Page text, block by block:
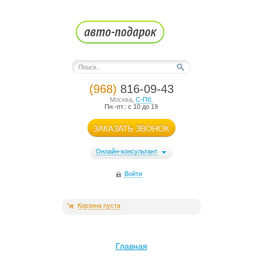
(968) 816-09-43
Москва ,С-Пб.
Пн.-пт.: с 10 до 19
ЗАКАЗАТЬ ЗВОНОК
Онлайн-консультант
Войти
Корзина пуста
Главная